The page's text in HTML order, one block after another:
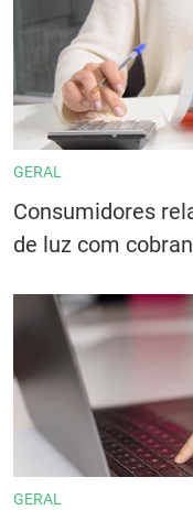
GERAL
Consumidores
de luz com
GERAL